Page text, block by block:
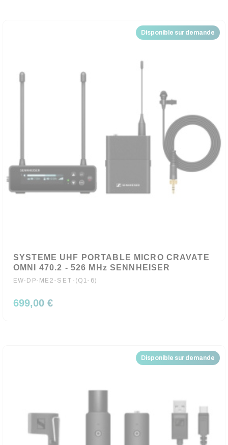
Disponible sur demande
SYSTEME UHF PORTABLE MICRO CRAVATE
OMNI 470.2 - 526 MHz SENNHEISER
EW-DP-ME2-SET-(Q1-6)
699,00 €
Disponible sur demande